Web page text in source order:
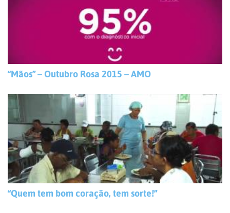
“Mãos” – Outubro Rosa 2015 – AMO
“Quem tem bom coração, tem sorte!”